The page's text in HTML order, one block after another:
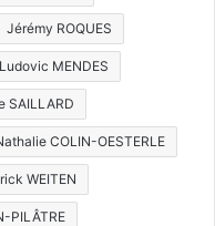
Jérémy ROQUES
Ludovic MENDES
SAILLARD
COLIN-OESTERLE
WEITEN
PILÂTRE